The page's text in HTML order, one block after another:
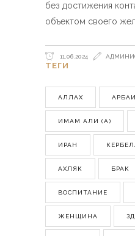
без достижения
объектом своего
11.06.2024
ТЕГИ
АЛЛАХ
ИМАМ АЛИ (А)
ИРАН
АХЛЯК БРАК
ВОСПИТАНИЕ
ЖЕНЩИНА